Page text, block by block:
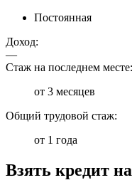
Постоянная
Доход:
—
Стаж на последнем месте:
от 3 месяцев
Общий трудовой стаж:
от 1 года
Взять кредит